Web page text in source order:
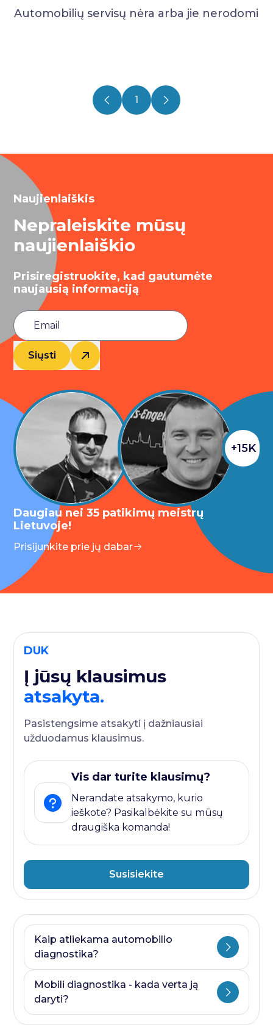
Automobilių servisų nėra arba jie nerodomi
1
Naujienlaiškis
Nepraleiskite mūsų
naujienlaiškio
Prisiregistruokite, kad gautumėte
naujausią informaciją
Siųsti
+15K
Daugiau nei 35 patikimų meistrų
Lietuvoje!
Prisijunkite prie jų dabar
DUK
Į jūsų klausimus
atsakyta.
Pasistengsime atsakyti į dažniausiai
užduodamus klausimus.
Vis dar turite klausimų?
Nerandate atsakymo, kurio
ieškote? Pasikalbėkite su mūsų
draugiška komanda!
Susisiekite
Kaip atliekama automobilio
diagnostika?
Ji visada prasideda nuo kompiuterines
diagnostikos ir baigiasi papildomais
Mobili diagnostika - kada verta ją
daryti?